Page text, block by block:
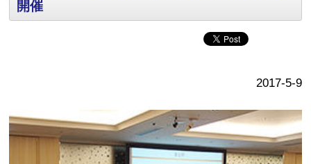
開催
2017-5-9